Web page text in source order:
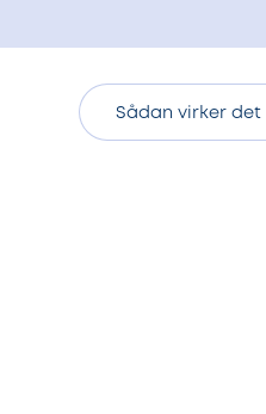
Sådan virker det